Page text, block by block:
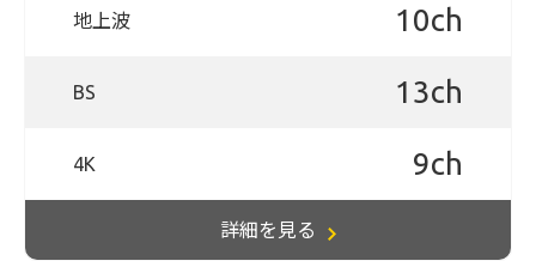
地上波 10ch
BS 13ch
4K 9ch
詳細を見る